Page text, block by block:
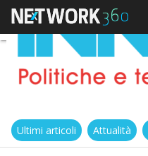
Ultimi articoli Attualità